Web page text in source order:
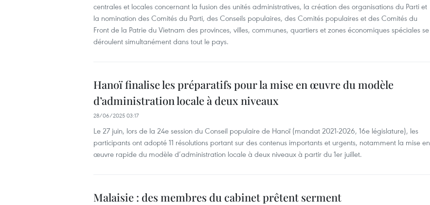
centrales et locales concernant la fusion des unités administratives, la création des organisations du Parti et
la nomination des Comités du Parti, des Conseils populaires, des Comités populaires et des Comités du
Front de la Patrie du Vietnam des provinces, villes, communes, quartiers et zones économiques spéciales se
déroulent simultanément dans tout le pays.
Hanoï finalise les préparatifs pour la mise en œuvre du modèle
d’administration locale à deux niveaux
28/06/2025 03:17
Le 27 juin, lors de la 24e session du Conseil populaire de Hanoï (mandat 2021-2026, 16e législature), les
participants ont adopté 11 résolutions portant sur des contenus importants et urgents, notamment la mise en
œuvre rapide du modèle d’administration locale à deux niveaux à partir du 1er juillet.
Malaisie : des membres du cabinet prêtent serment